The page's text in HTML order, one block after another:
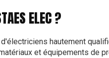
ELEC ?
d'électriciens hautement
et équipements de